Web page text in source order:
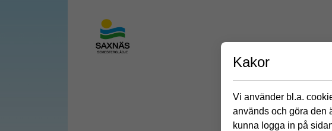
Kakor
Vi använder bl.a.
används och göra den
kunna logga in på